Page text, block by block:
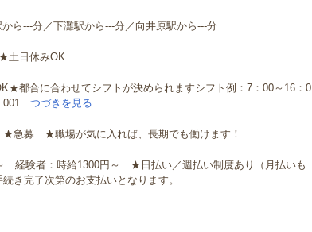
ら---分／下灘駅から---分／向井原駅から---分
土日休みOK
都合に合わせてシフトが決められますシフト例：7：00～16：0
001…つづきを見る
急募 ★職場が気に入れば、長期でも働けます！
経験者：時給1300円～ ★日払い／週払い制度あり（月払いも
き完了次第のお支払いとなります。